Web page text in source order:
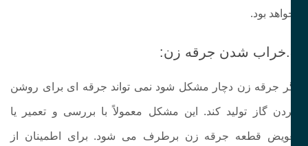
بود.
جرقه زن دچار مشکل شود نمی‌ تواند جرقه‌ ای برای روشن
گاز تولید کند. این مشکل معمولاً با بررسی و تعمیر یا
قطعه جرقه زن برطرف می‌ شود. برای اطمینان از